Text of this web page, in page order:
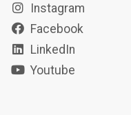
Instagram
Facebook
LinkedIn
Youtube